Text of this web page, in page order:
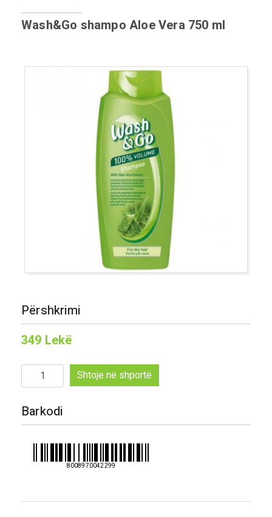
Wash&Go shampo Aloe Vera 750 ml
Përshkrimi
349 Lekë
Sasi
Wash&Go
Aloe
Vera
750
Shtoje në shportë
Barkodi
8008970042299